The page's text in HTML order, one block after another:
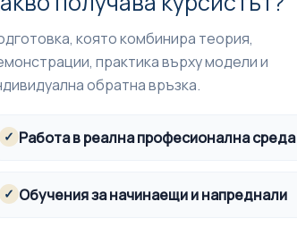
която комбинира теория,
практика върху модели и
обратна връзка.
✓ Работа в реална професионална среда
✓ Обучения за начинаещи и напреднали